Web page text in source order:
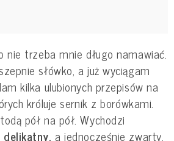
nie trzeba mnie długo namawiać.
słówko, a już wyciągam
kilka ulubionych przepisów na
króluje sernik z borówkami.
pół na pół. Wychodzi
delikatny,a jednocześnie zwarty.